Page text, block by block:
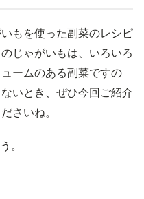
もを使った副菜のレシピ
じゃがいもは、いろいろ
ームのある副菜ですの
いとき、ぜひ今回ご紹介
さいね。
。